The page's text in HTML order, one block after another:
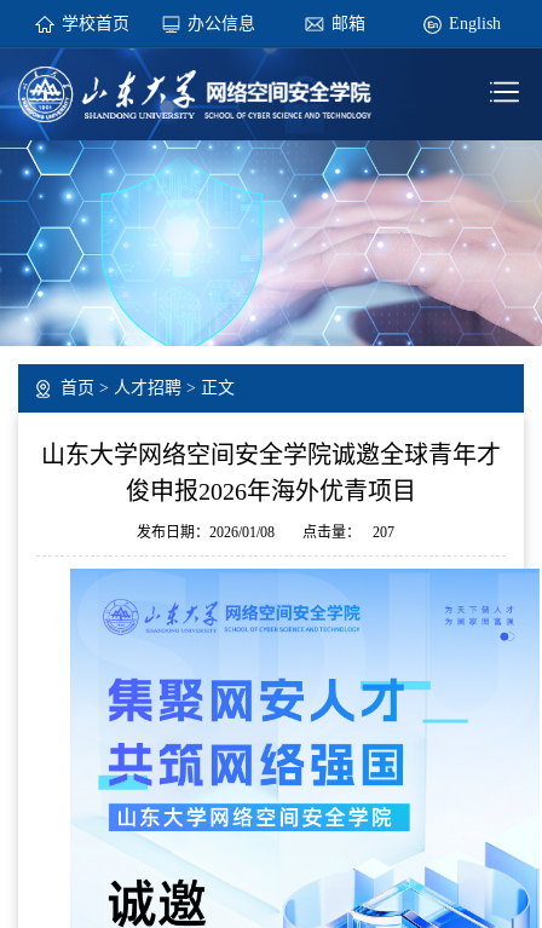
学校首页 办公信息 邮箱 English
首页 > 人才招聘 > 正文
山东大学网络空间安全学院诚邀全球青年才
俊申报2026年海外优青项目
发布日期：2026/01/08 点击量： 207